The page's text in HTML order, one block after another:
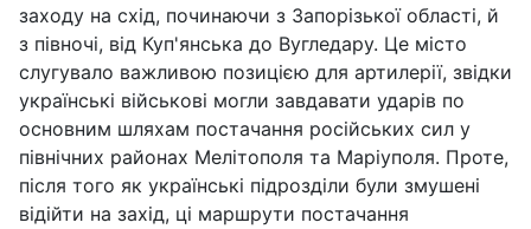
заходу на схід, починаючи з Запорізької області, й
з півночі, від Куп'янська до Вугледару. Це місто
слугувало важливою позицією для артилерії, звідки
українські військові могли завдавати ударів по
основним шляхам постачання російських сил у
північних районах Мелітополя та Маріуполя. Проте,
після того як українські підрозділи були змушені
відійти на захід, ці маршрути постачання